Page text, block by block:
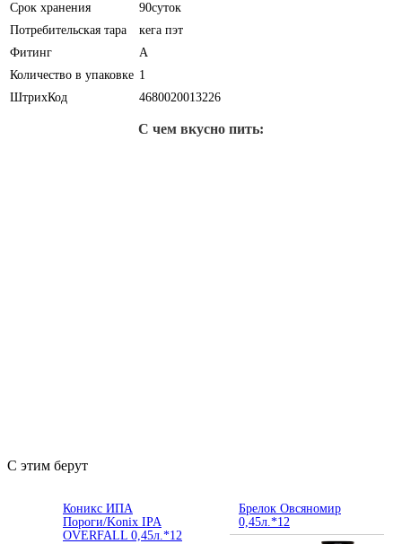
Срок хранения
90суток
Потребительская тара
кега пэт
Фитинг
A
Количество в упаковке 1
ШтрихКод
4680020013226
С чем вкусно пить:
С этим берут
Коникс ИПА
Пороги/Konix IPA
OVERFALL 0,45л.*12
Брелок Овсяномир
0,45л.*12